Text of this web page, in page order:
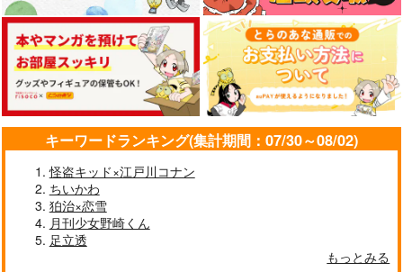
キーワードランキング(集計期間：07/30～08/02)
怪盗キッド×江戸川コナン
ちいかわ
狛治×恋雪
月刊少女野崎くん
足立透
もっとみる